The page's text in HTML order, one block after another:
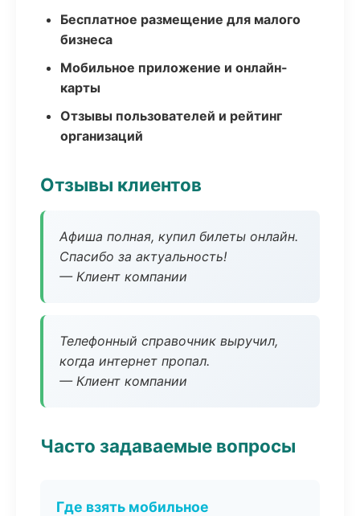
Бесплатное размещение для малого
бизнеса
Мобильное приложение и онлайн-
карты
Отзывы пользователей и рейтинг
организаций
Отзывы клиентов
Афиша полная, купил билеты онлайн.
Спасибо за актуальность!
— Клиент компании
Телефонный справочник выручил,
когда интернет пропал.
— Клиент компании
Часто задаваемые вопросы
Где взять мобильное